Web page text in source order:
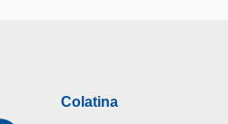
Colatina